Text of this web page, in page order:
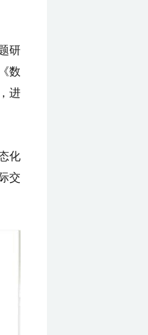
研
数
进
化
交